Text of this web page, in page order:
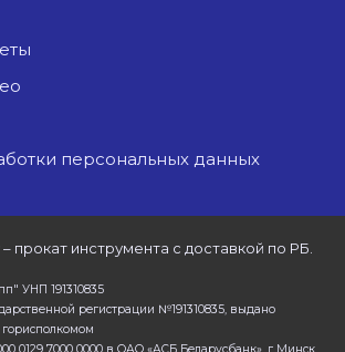
персональных данных
прокат инструмента с доставкой по РБ.
УНП 191310835
регистрации №191310835, выдано
горисполкомом
0129 7000 0000 в ОАО «АСБ Беларусбанк», г Минск.